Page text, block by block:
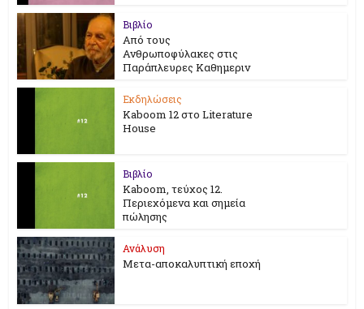
Βιβλίο
Από τους
Ανθρωποφύλακες στις
Παράπλευρες Καθημεριν
Εκδηλώσεις
Kaboom 12 στο Literature
House
Βιβλίο
Kaboom, τεύχος 12.
Περιεχόμενα και σημεία
πώλησης
Ανάλυση
Μετα-αποκαλυπτική εποχή